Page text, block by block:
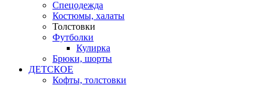
Спецодежда
Костюмы, халаты
Толстовки
Футболки
Кулирка
Брюки, шорты
ДЕТСКОЕ
Кофты, толстовки